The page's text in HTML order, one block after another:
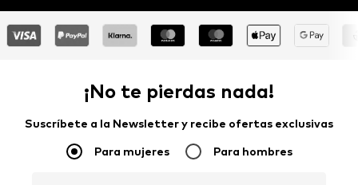
¡No te pierdas nada!
Suscríbete a la Newsletter y recibe ofertas exclusivas
Para mujeres Para hombres